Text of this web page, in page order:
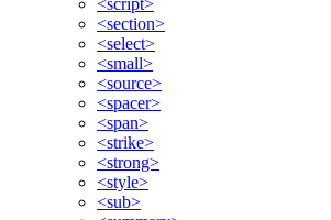
<script>
<section>
<select>
<small>
<source>
<spacer>
<span>
<strike>
<strong>
<style>
<sub>